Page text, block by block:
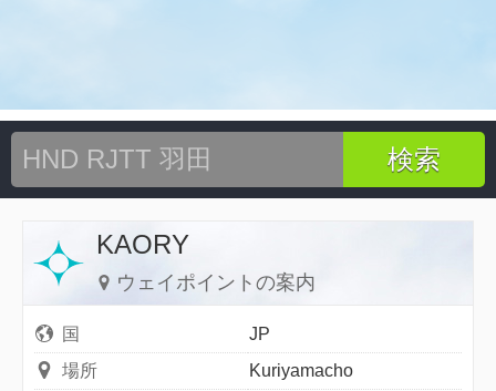
KAORY
ウェイポイントの案内
国
JP
場所
Kuriyamacho